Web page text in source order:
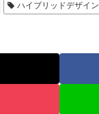
ハイブリッドデザイン